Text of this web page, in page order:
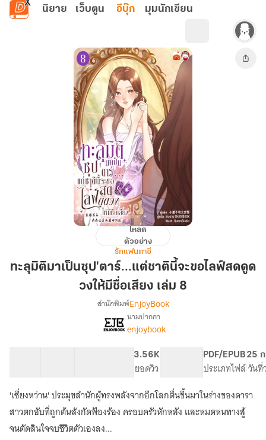
ข้ามไปยังเนื้อหาหลัก
นิยาย เว็บตูน อีบุ๊ก มุมนักเขียน
มา
เป็น
ซุป'ตาร์...แต่
ขอ
สด
ดูด
วง
ให้
มีชื่อ
โหลด
ตัวอย่าง
รักแฟนตาซี
ทะลุมิติมาเป็นซุป'ตาร์...แต่ชาตินี้จะขอไลฟ์สดดูด
วงให้มีชื่อเสียง เล่ม 8
เรื่อง
ทะลุ
มิติ
มา
เป็น
ซุป'ตาร์...แต่
ชาติ
นี้
จะ
สำนักพิมพ์EnjoyBook
นามปากกา
enjoybook
3.56K
ยอดวิว
PDF/EPUB
ประเภทไฟล์
25
วันที่
'เซี่ยงหว่าน' ประมุขสำนักผู้ทรงพลังจากอีกโลกตื่นขึ้นมาในร่างของดารา
สาวตกอับที่ถูกต้นสังกัดฟ้องร้อง ครอบครัวหักหลัง และหมดหนทางสู้
จนตัดสินใจจบชีวิตตัวเองลง...